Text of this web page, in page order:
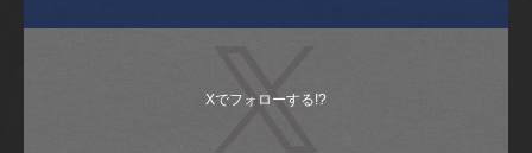
Xでフォローする!?